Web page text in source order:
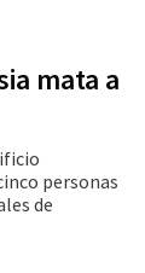
mata a
personas
de